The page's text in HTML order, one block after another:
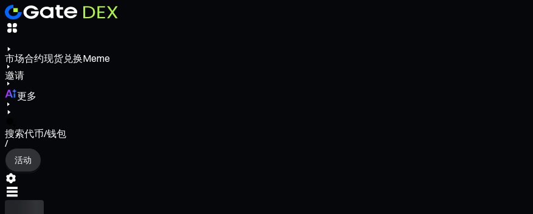
市场合约现货兑换Meme
邀请
更多
搜索代币/钱包
/
活动